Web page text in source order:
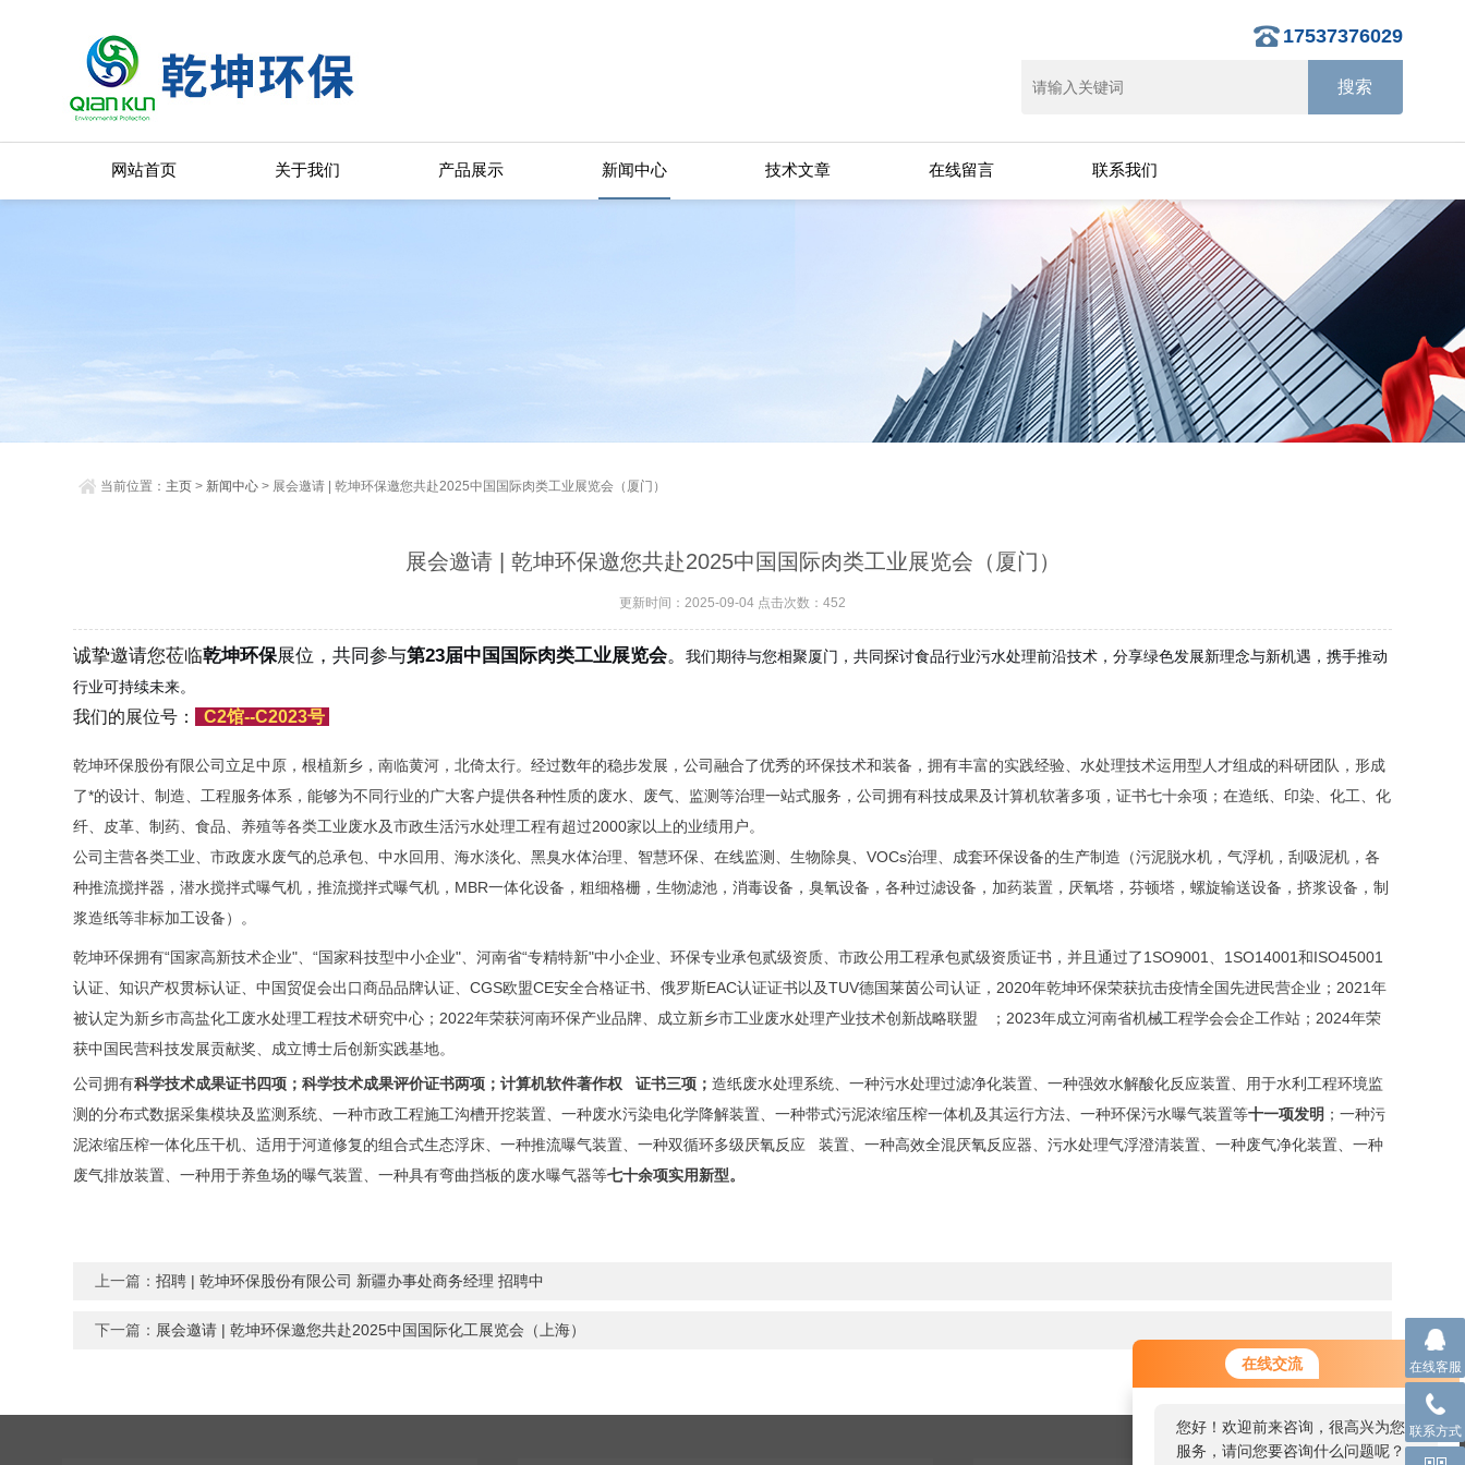
在线交流
您好！欢迎前来咨询，很高兴为您
服务，请问您要咨询什么问题呢？
17537376029
网站首页 关于我们 产品展示 新闻中心 技术文章 在线留言 联系我们
当前位置： 主页 > 新闻中心 > 展会邀请 | 乾坤环保邀您共赴2025中国国际肉类工业展览会（厦门）
展会邀请 | 乾坤环保邀您共赴2025中国国际肉类工业展览会（厦门）
更新时间：2025-09-04 点击次数：452
诚挚邀请您莅临乾坤环保展位，共同参与第23届中国国际肉类工业展览会。我们期待与您相聚厦门，共同探讨食品行业污水处理前沿技术，分享绿色发展新理念与新机遇，携手推动
行业可持续未来。
我们的展位号： C2馆--C2023号
乾坤环保股份有限公司立足中原，根植新乡，南临黄河，北倚太行。经过数年的稳步发展，公司融合了优秀的环保技术和装备，拥有丰富的实践经验、水处理技术运用型人才组成的科研团队，形成
了*的设计、制造、工程服务体系，能够为不同行业的广大客户提供各种性质的废水、废气、监测等治理一站式服务，公司拥有科技成果及计算机软著多项，证书七十余项；在造纸、印染、化工、化
纤、皮革、制药、食品、养殖等各类工业废水及市政生活污水处理工程有超过2000家以上的业绩用户。
公司主营各类工业、市政废水废气的总承包、中水回用、海水淡化、黑臭水体治理、智慧环保、在线监测、生物除臭、VOCs治理、成套环保设备的生产制造（污泥脱水机，气浮机，刮吸泥机，各
种推流搅拌器，潜水搅拌式曝气机，推流搅拌式曝气机，MBR一体化设备，粗细格栅，生物滤池，消毒设备，臭氧设备，各种过滤设备，加药装置，厌氧塔，芬顿塔，螺旋输送设备，挤浆设备，制
浆造纸等非标加工设备）。
乾坤环保拥有“国家高新技术企业"、“国家科技型中小企业"、河南省“专精特新"中小企业、环保专业承包贰级资质、市政公用工程承包贰级资质证书，并且通过了1SO9001、1SO14001和ISO45001
认证、知识产权贯标认证、中国贸促会出口商品品牌认证、CGS欧盟CE安全合格证书、俄罗斯EAC认证证书以及TUV德国莱茵公司认证，2020年乾坤环保荣获抗击疫情全国先进民营企业；2021年
被认定为新乡市高盐化工废水处理工程技术研究中心；2022年荣获河南环保产业品牌、成立新乡市工业废水处理产业技术创新战略联盟
；2023年成立河南省机械工程学会会企工作站；2024年荣
获中国民营科技发展贡献奖、成立博士后创新实践基地。
公司拥有科学技术成果证书四项；科学技术成果评价证书两项；计算机软件著作权 证书三项；造纸废水处理系统、一种污水处理过滤净化装置、一种强效水解酸化反应装置、用于水利工程环境监
测的分布式数据采集模块及监测系统、一种市政工程施工沟槽开挖装置、一种废水污染电化学降解装置、一种带式污泥浓缩压榨一体机及其运行方法、一种环保污水曝气装置等十一项发明 ；一种污
泥浓缩压榨一体化压干机、适用于河道修复的组合式生态浮床、一种推流曝气装置、一种双循环多级厌氧反应
装置、一种高效全混厌氧反应器、污水处理气浮澄清装置、一种废气净化装置、一种
废气排放装置、一种用于养鱼场的曝气装置、一种具有弯曲挡板的废水曝气器等七十余项实用新型。
上一篇：招聘 | 乾坤环保股份有限公司 新疆办事处商务经理 招聘中
下一篇： 展会邀请 | 乾坤环保邀您共赴2025中国国际化工展览会（上海）
在线客服
联系方式